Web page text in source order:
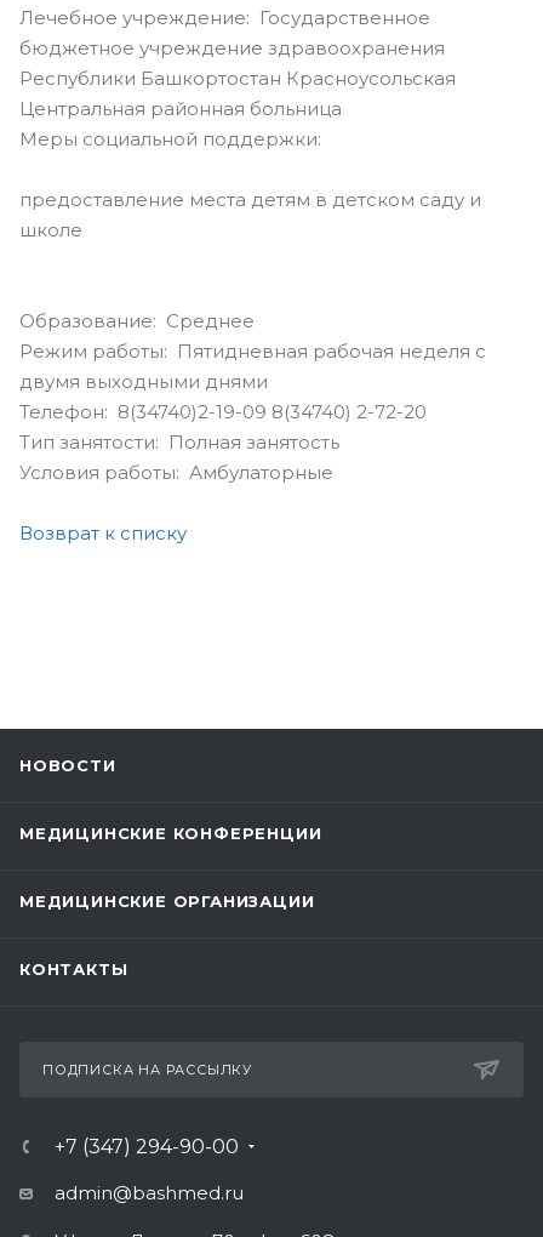
Лечебное учреждение: Государственное
бюджетное учреждение здравоохранения
Республики Башкортостан Красноусольская
Центральная районная больница
Меры социальной поддержки:
предоставление места детям в детском саду и
школе
Образование: Среднее
Режим работы: Пятидневная рабочая неделя с
двумя выходными днями
Телефон: 8(34740)2-19-09 8(34740) 2-72-20
Тип занятости: Полная занятость
Условия работы: Амбулаторные
Возврат к списку
НОВОСТИ
МЕДИЦИНСКИЕ КОНФЕРЕНЦИИ
МЕДИЦИНСКИЕ ОРГАНИЗАЦИИ
КОНТАКТЫ
ПОДПИСКА НА РАССЫЛКУ
+7 (347) 294-90-00
admin@bashmed.ru